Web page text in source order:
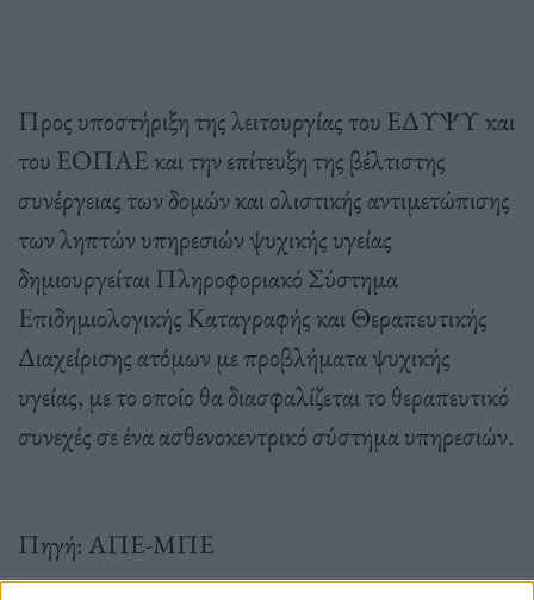
Προς υποστήριξη της λειτουργίας του ΕΔΥΨΥ και
του ΕΟΠΑΕ και την επίτευξη της βέλτιστης
συνέργειας των δομών και ολιστικής αντιμετώπισης
των ληπτών υπηρεσιών ψυχικής υγείας
δημιουργείται Πληροφοριακό Σύστημα
Επιδημιολογικής Καταγραφής και Θεραπευτικής
Διαχείρισης ατόμων με προβλήματα ψυχικής
υγείας, με το οποίο θα διασφαλίζεται το θεραπευτικό
συνεχές σε ένα ασθενοκεντρικό σύστημα υπηρεσιών.
Πηγή: ΑΠΕ-ΜΠΕ